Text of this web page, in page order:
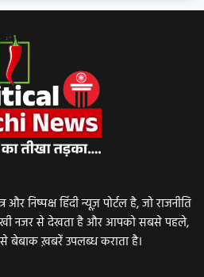
निष्पक्ष हिंदी न्यूज़ पोर्टल है, जो राजनीति
नजर से देखता है और आपको सबसे पहले,
ख़बरें उपलब्ध कराता है।